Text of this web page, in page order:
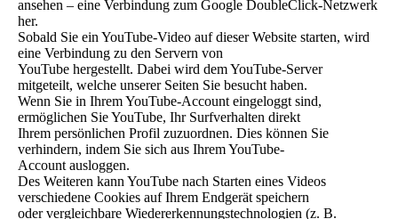
ansehen – eine Verbindung zum Google DoubleClick-Netzwerk
her.
Sobald Sie ein YouTube-Video auf dieser Website starten, wird
eine Verbindung zu den Servern von
YouTube hergestellt. Dabei wird dem YouTube-Server
mitgeteilt, welche unserer Seiten Sie besucht haben.
Wenn Sie in Ihrem YouTube-Account eingeloggt sind,
ermöglichen Sie YouTube, Ihr Surfverhalten direkt
Ihrem persönlichen Profil zuzuordnen. Dies können Sie
verhindern, indem Sie sich aus Ihrem YouTube-
Account ausloggen.
Des Weiteren kann YouTube nach Starten eines Videos
verschiedene Cookies auf Ihrem Endgerät speichern
oder vergleichbare Wiedererkennungstechnologien (z. B.